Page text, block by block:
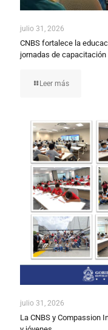
julio 31, 2026
CNBS fortalece la
jornadas de capacitación
Leer más
julio 31, 2026
La CNBS y Compassion